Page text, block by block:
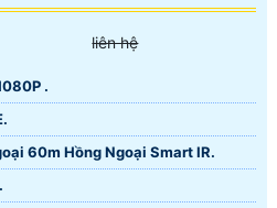
liên hệ
.
60m Hồng Ngoại Smart IR.